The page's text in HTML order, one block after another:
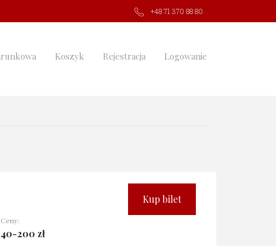
+48 71 370 88 80
Koszyk Rejestracja Logowanie
Ceny:
40-200 zł
Kup bilet